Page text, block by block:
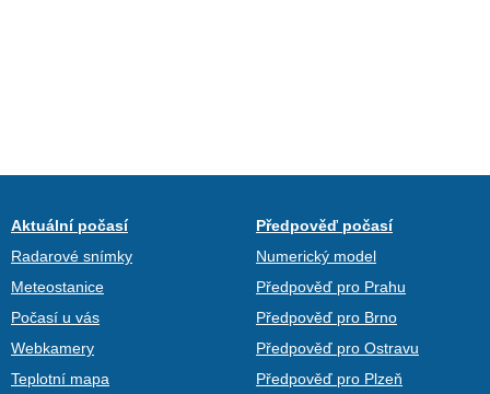
Aktuální počasí
Radarové snímky
Meteostanice
Počasí u vás
Webkamery
Teplotní mapa
Předpověď počasí
Numerický model
Předpověď pro Prahu
Předpověď pro Brno
Předpověď pro Ostravu
Předpověď pro Plzeň